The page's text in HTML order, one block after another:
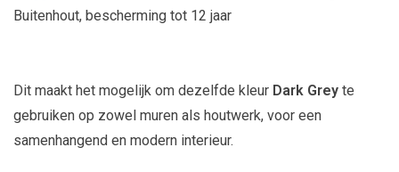
Buitenhout, bescherming tot 12 jaar
Dit maakt het mogelijk om dezelfde kleur Dark Grey te
gebruiken op zowel muren als houtwerk, voor een
samenhangend en modern interieur.